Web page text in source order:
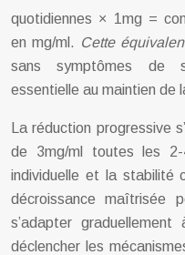
quotidiennes × 1mg =
en mg/ml. Cette
sans symptômes de
essentielle au maintien de
La réduction progressive
de 3mg/ml toutes les 2-
individuelle et la stabilité
décroissance maîtrisée
s’adapter
déclencher les